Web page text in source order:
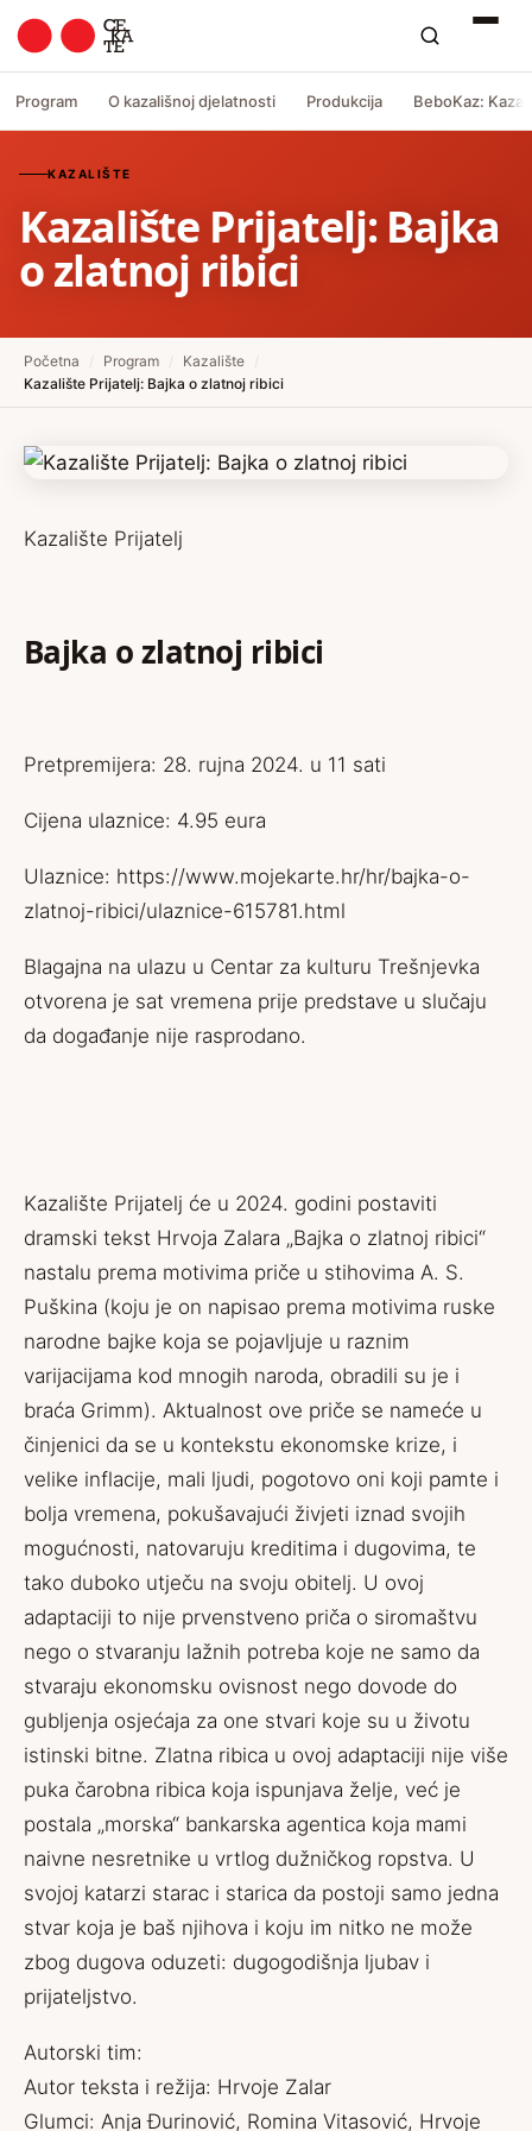
Program O kazališnoj djelatnosti Produkcija BeboKaz:
KAZALIŠTE
Kazalište Prijatelj: Bajka
o zlatnoj ribici
Početna Program Kazalište
Kazalište Prijatelj: Bajka o zlatnoj ribici
Kazalište Prijatelj
Bajka o zlatnoj ribici
Pretpremijera: 28. rujna 2024. u 11 sati
Cijena ulaznice: 4.95 eura
Ulaznice: https://www.mojekarte.hr/hr/bajka-o-
zlatnoj-ribici/ulaznice-615781.html
Blagajna na ulazu u Centar za kulturu Trešnjevka
otvorena je sat vremena prije predstave u slučaju
da događanje nije rasprodano.
Kazalište Prijatelj će u 2024. godini postaviti
dramski tekst Hrvoja Zalara „Bajka o zlatnoj ribici“
nastalu prema motivima priče u stihovima A. S.
Puškina (koju je on napisao prema motivima ruske
narodne bajke koja se pojavljuje u raznim
varijacijama kod mnogih naroda, obradili su je i
braća Grimm). Aktualnost ove priče se nameće u
činjenici da se u kontekstu ekonomske krize, i
velike inflacije, mali ljudi, pogotovo oni koji pamte i
bolja vremena, pokušavajući živjeti iznad svojih
mogućnosti, natovaruju kreditima i dugovima, te
tako duboko utječu na svoju obitelj. U ovoj
adaptaciji to nije prvenstveno priča o siromaštvu
nego o stvaranju lažnih potreba koje ne samo da
stvaraju ekonomsku ovisnost nego dovode do
gubljenja osjećaja za one stvari koje su u životu
istinski bitne. Zlatna ribica u ovoj adaptaciji nije više
puka čarobna ribica koja ispunjava želje, već je
postala „morska“ bankarska agentica koja mami
naivne nesretnike u vrtlog dužničkog ropstva. U
svojoj katarzi starac i starica da postoji samo jedna
stvar koja je baš njihova i koju im nitko ne može
zbog dugova oduzeti: dugogodišnja ljubav i
prijateljstvo.
Autorski tim:
Autor teksta i režija: Hrvoje Zalar
Glumci: Anja Đurinović, Romina Vitasović, Hrvoje